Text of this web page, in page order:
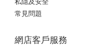
常見問題
網店客戶服務